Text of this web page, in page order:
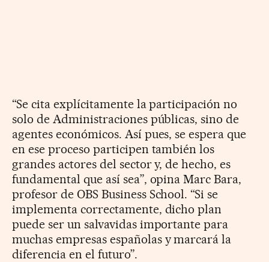
“Se cita explícitamente la participación no
solo de Administraciones públicas, sino de
agentes económicos. Así pues, se espera que
en ese proceso participen también los
grandes actores del sector y, de hecho, es
fundamental que así sea”, opina Marc Bara,
profesor de OBS Business School. “Si se
implementa correctamente, dicho plan
puede ser un salvavidas importante para
muchas empresas españolas y marcará la
diferencia en el futuro”.